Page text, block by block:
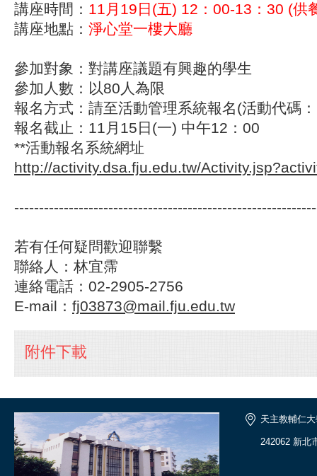
講座時間： 11月19日(五) 12：00-13：30 (供
講座地點： 淨心堂一樓大廳
參加對象：對講座議題有興趣的學生
參加人數：以80人為限
報名方式：請至活動管理系統報名(活動代碼：
報名截止：11月15日(一) 中午12：00
**活動報名系統網址
http://activity.dsa.fju.edu.tw/
若有任何疑問歡迎聯繫
聯絡人：林宜霈
連絡電話：02-2905-2756
E-mail： fj03873@mail.fju.edu.tw
附件下載
天主教輔仁
242062 新北